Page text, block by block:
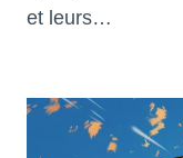
et leurs…